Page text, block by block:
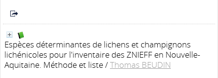
Espèces déterminantes de lichens et champignons
lichénicoles pour l'inventaire des ZNIEFF en Nouvelle-
Aquitaine. Méthode et liste/Thomas BEUDIN